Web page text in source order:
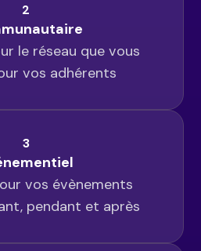
2
le réseau que vous
vos adhérents
3
vos évènements
pendant et après